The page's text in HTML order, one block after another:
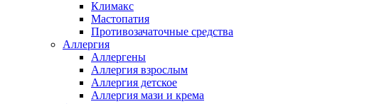
Климакс
Мастопатия
Противозачаточные средства
Аллергия
Аллергены
Аллергия взрослым
Аллергия детское
Аллергия мази и крема